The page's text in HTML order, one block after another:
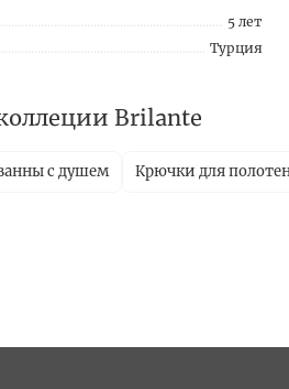
5 лет
Турция
Brilante
с душем Крючки для